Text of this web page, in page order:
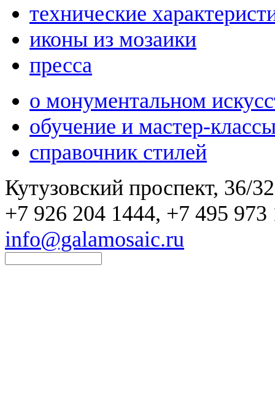
технические
иконы из мозаики
пресса
о монументальном
обучение и мастер-
справочник стилей
Кутузовский проспект, 36/
+7 926 204 1444, +7 495 973
info@galamosaic.ru